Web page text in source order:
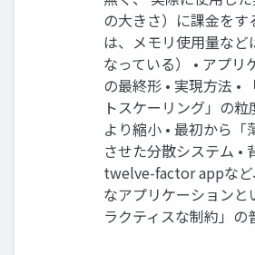
の大きさ）に課金をす
は、メモリ使用量など
なっている） • アプリ
の最終形 • 実現方法 •
トスケーリング」の粒
より縮小 • 最初から「
させた分散システム •
twelve-factor appなど
なアプリケーションと
ラクティスな制約」の